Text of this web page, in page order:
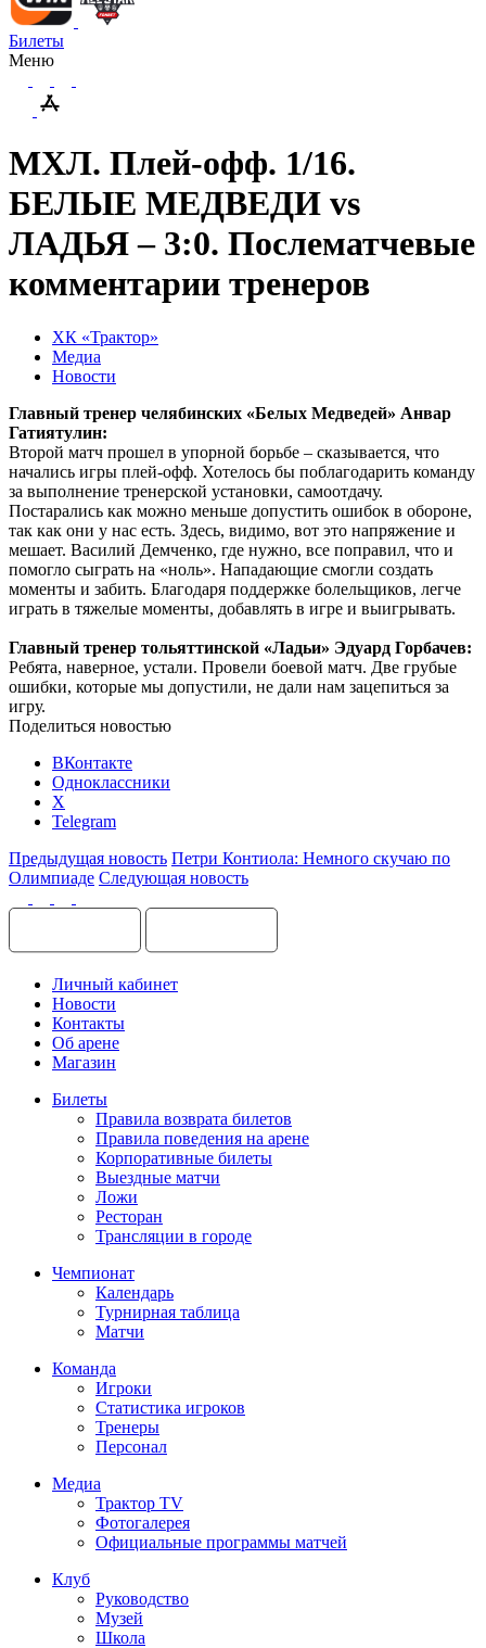
Билеты
Меню
МХЛ. Плей-офф. 1/16.
БЕЛЫЕ МЕДВЕДИ vs
ЛАДЬЯ – 3:0. Послематчевые
комментарии тренеров
ХК «Трактор»
Медиа
Новости
Главный тренер челябинских «Белых Медведей» Анвар
Гатиятулин:
Второй матч прошел в упорной борьбе – сказывается, что
начались игры плей-офф. Хотелось бы поблагодарить команду
за выполнение тренерской установки, самоотдачу.
Постарались как можно меньше допустить ошибок в обороне,
так как они у нас есть. Здесь, видимо, вот это напряжение и
мешает. Василий Демченко, где нужно, все поправил, что и
помогло сыграть на «ноль». Нападающие смогли создать
моменты и забить. Благодаря поддержке болельщиков, легче
играть в тяжелые моменты, добавлять в игре и выигрывать.
Главный тренер тольяттинской «Ладьи» Эдуард Горбачев:
Ребята, наверное, устали. Провели боевой матч. Две грубые
ошибки, которые мы допустили, не дали нам зацепиться за
игру.
Поделиться новостью
ВКонтакте
Одноклассники
X
Telegram
Предыдущая новость Петри Контиола: Немного скучаю по
Олимпиаде Следующая новость
Личный кабинет
Новости
Контакты
Об арене
Магазин
Билеты
Правила возврата билетов
Правила поведения на арене
Корпоративные билеты
Выездные матчи
Ложи
Ресторан
Трансляции в городе
Чемпионат
Календарь
Турнирная таблица
Матчи
Команда
Игроки
Статистика игроков
Тренеры
Персонал
Медиа
Трактор TV
Фотогалерея
Официальные программы матчей
Клуб
Руководство
Музей
Школа